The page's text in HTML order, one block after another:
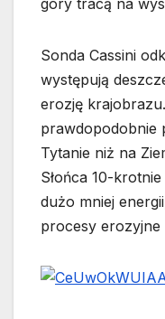
góry tracą na
Sonda Cassini
występują
erozję
prawdopodobnie
Tytanie niż na
Słońca 10-
dużo mniej
procesy erozyjne